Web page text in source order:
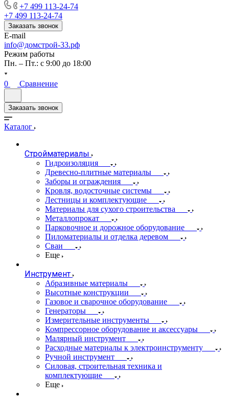
+7 499 113-24-74
+7 499 113-24-74
Заказать звонок
E-mail
info@домстрой-33.рф
Режим работы
Пн. – Пт.: с 9:00 до 18:00
0 Сравнение
Заказать звонок
Каталог
Стройматериалы
Гидроизоляция
Древесно-плитные материалы
Заборы и ограждения
Кровля, водосточные системы
Лестницы и комплектующие
Материалы для сухого строительства
Металлопрокат
Парковочное и дорожное оборудование
Пиломатериалы и отделка деревом
Сваи
Еще
Инструмент
Абразивные материалы
Высотные конструкции
Газовое и сварочное оборудование
Генераторы
Измерительные инструменты
Компрессорное оборудование и аксессуары
Малярный инструмент
Расходные материалы к электроинструменту
Ручной инструмент
Силовая, строительная техника и
комплектующие
Еще